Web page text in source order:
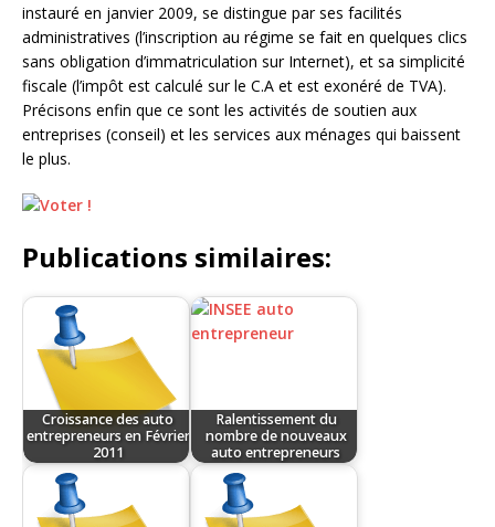
instauré en janvier 2009, se distingue par ses facilités
administratives (l’inscription au régime se fait en quelques clics
sans obligation d’immatriculation sur Internet), et sa simplicité
fiscale (l’impôt est calculé sur le C.A et est exonéré de TVA).
Précisons enfin que ce sont les activités de soutien aux
entreprises (conseil) et les services aux ménages qui baissent
le plus.
Publications similaires:
Croissance des auto
entrepreneurs en Février
2011
Ralentissement du
nombre de nouveaux
auto entrepreneurs